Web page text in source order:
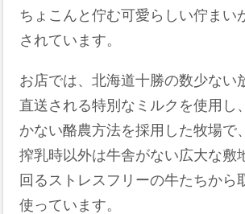
ちょこんと佇む可愛らしい佇まい
されています。
お店では、北海道十勝の数少ない
直送される特別なミルクを使用し
かない酪農方法を採用した牧場で
搾乳時以外は牛舎がない広大な敷
回るストレスフリーの牛たちから
使っています。